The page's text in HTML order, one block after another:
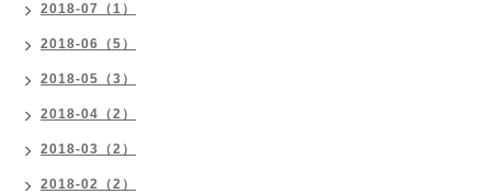
2018-07（1）
2018-06（5）
2018-05（3）
2018-04（2）
2018-03（2）
2018-02（2）